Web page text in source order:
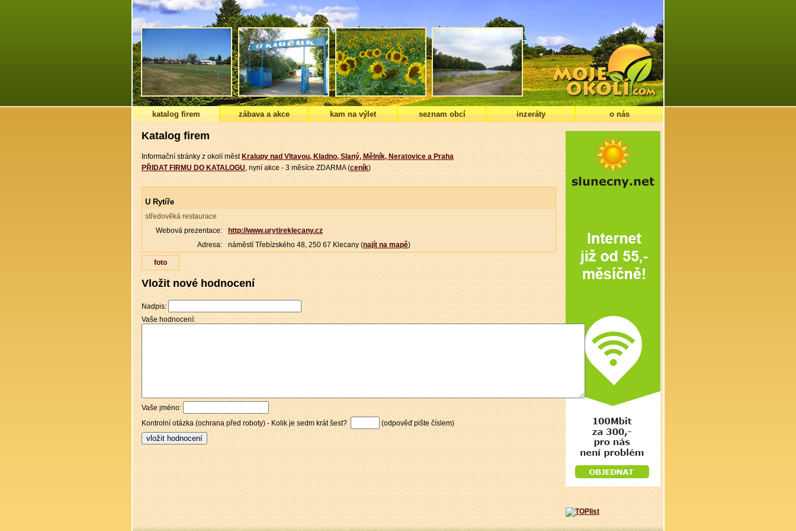
katalog firem zábava a akce kam na výlet seznam obcí inzeráty o nás
Katalog firem
Informační stránky z okolí měst Kralupy nad Vltavou, Kladno, Slaný, Mělník, Neratovice a Praha
PŘIDAT FIRMU DO KATALOGU, nyní akce - 3 měsíce ZDARMA (ceník)
U Rytíře
středověká restaurace
Webová prezentace:
http://www.urytireklecany.cz
Adresa:
náměstí Třebízského 48, 250 67 Klecany (najít na mapě)
foto
Vložit nové hodnocení
Nadpis:
Vaše hodnocení:
Vaše jméno:
Kontrolní otázka (ochrana před roboty) - Kolik je sedm krát šest?
(odpověď pište číslem)